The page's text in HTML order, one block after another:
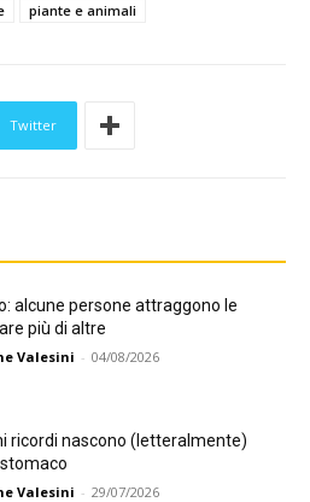
piante e animali
Twitter
alcune persone attraggono le
più di altre
Valesini - 04/08/2026
ricordi nascono (letteralmente)
Valesini - 29/07/2026